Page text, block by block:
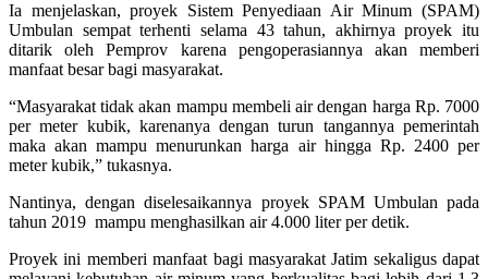
Ia menjelaskan, proyek Sistem Penyediaan Air Minum (SPAM)
Umbulan sempat terhenti selama 43 tahun, akhirnya proyek itu
ditarik oleh Pemprov karena pengoperasiannya akan memberi
manfaat besar bagi masyarakat.
“Masyarakat tidak akan mampu membeli air dengan harga Rp. 7000
per meter kubik, karenanya dengan turun tangannya pemerintah
maka akan mampu menurunkan harga air hingga Rp. 2400 per
meter kubik,” tukasnya.
Nantinya, dengan diselesaikannya proyek SPAM Umbulan pada
tahun 2019 mampu menghasilkan air 4.000 liter per detik.
Proyek ini memberi manfaat bagi masyarakat Jatim sekaligus dapat